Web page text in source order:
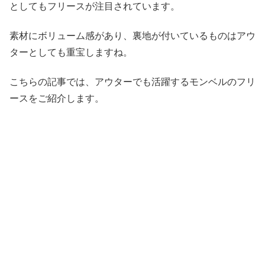
としてもフリースが注目されています。
素材にボリューム感があり、裏地が付いているものはアウ
ターとしても重宝しますね。
こちらの記事では、アウターでも活躍するモンベルのフリ
ースをご紹介します。